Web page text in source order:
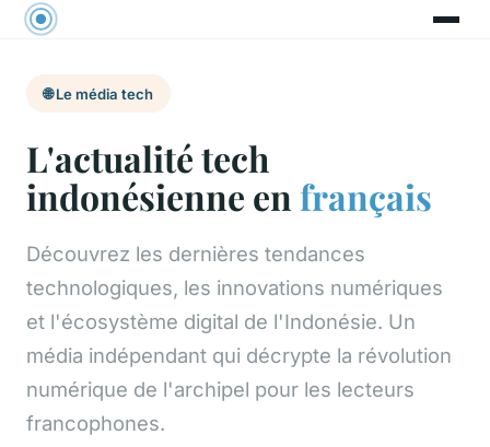
🌐 Le média tech
L'actualité tech
indonésienne en français
Découvrez les dernières tendances
technologiques, les innovations numériques
et l'écosystème digital de l'Indonésie. Un
média indépendant qui décrypte la révolution
numérique de l'archipel pour les lecteurs
francophones.